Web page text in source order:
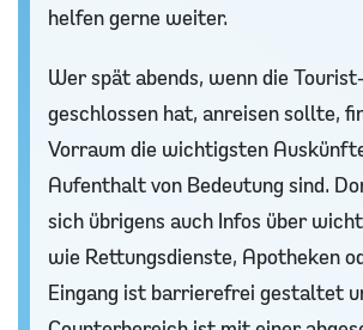
helfen gerne weiter.
Wer spät abends, wenn die
geschlossen hat, anreisen sollte,
Vorraum die wichtigsten
Aufenthalt von Bedeutung sind.
sich übrigens auch Infos über
wie Rettungsdienste, Apotheken
Eingang ist barrierefrei gestaltet